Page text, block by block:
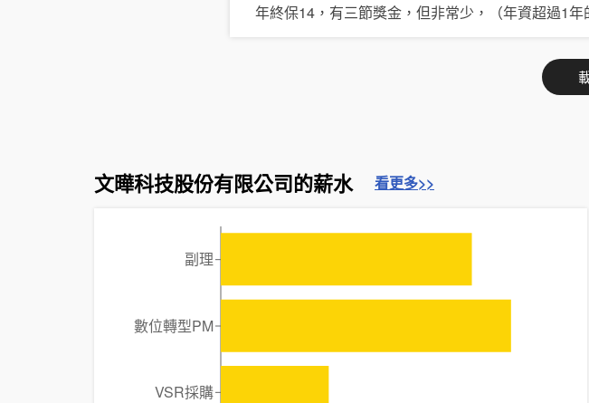
年終保14，有三節獎金，但非常少，（年資超過1年
文曄科技股份有限公司的薪水 看更多>>
副理
數位轉型PM
VSR採購